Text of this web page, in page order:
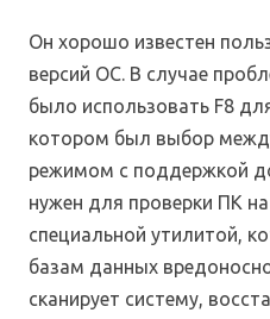
Он хорошо известен
версий ОС. В случае
было использовать F8
котором был выбор
режимом с поддержкой
нужен для проверки ПК
специальной утилитой,
базам данных
сканирует систему,